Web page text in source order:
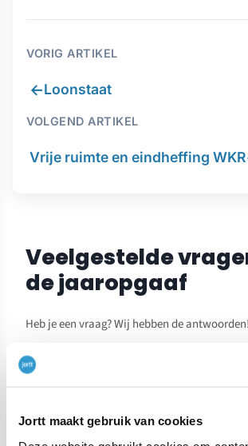
Jortt maakt gebruik van cookies
VORIG ARTIKEL
←Loonstaat
VOLGEND ARTIKEL
Vrije ruimte en eindheffing WKR
Veelgestelde
de jaaropgaaf
Heb je een vraag? Wij hebben de antwoorden!
Wat is een jaaropgaaf?